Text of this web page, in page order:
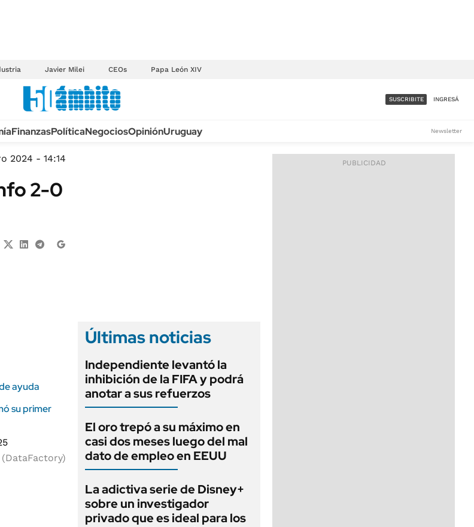
Javier Milei CEOs Papa León XIV
ACCESO FULL - $1.800/MES
SUSCRIBITE INGRESÁ
FinanzasPolíticaNegociosOpiniónUruguay Newsletter
2024 - 14:14
2-0
ayuda
su primer
(DataFactory)
Últimas noticias
Independiente levantó la
inhibición de la FIFA y podrá
anotar a sus refuerzos
El oro trepó a su máximo en
casi dos meses luego del mal
dato de empleo en EEUU
La adictiva serie de Disney+
sobre un investigador
privado que es ideal para los